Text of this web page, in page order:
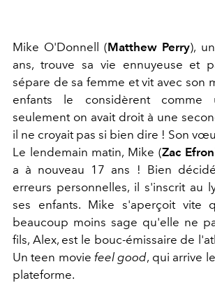
Mike O'Donnell (Matthew Perry),
ans, trouve sa vie ennuyeuse et
sépare de sa femme et vit avec son
enfants le considèrent comme
seulement on avait droit à une
il ne croyait pas si bien dire ! Son
Le lendemain matin, Mike (Zac Efron
a à nouveau 17 ans ! Bien
erreurs personnelles, il s'inscrit au
ses enfants. Mike s'aperçoit vite
beaucoup moins sage qu'elle ne
fils, Alex, est le bouc-émissaire de
Un teen moviefeel good, qui arrive
plateforme.